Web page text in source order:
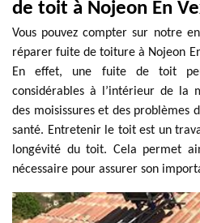
de toit à Nojeon En
Vous pouvez compter sur notre
réparer fuite de toiture à Nojeon
En effet, une fuite de toit
considérables à l’intérieur de la
des moisissures et des problèmes
santé. Entretenir le toit est un
longévité du toit. Cela permet
nécessaire pour assurer son